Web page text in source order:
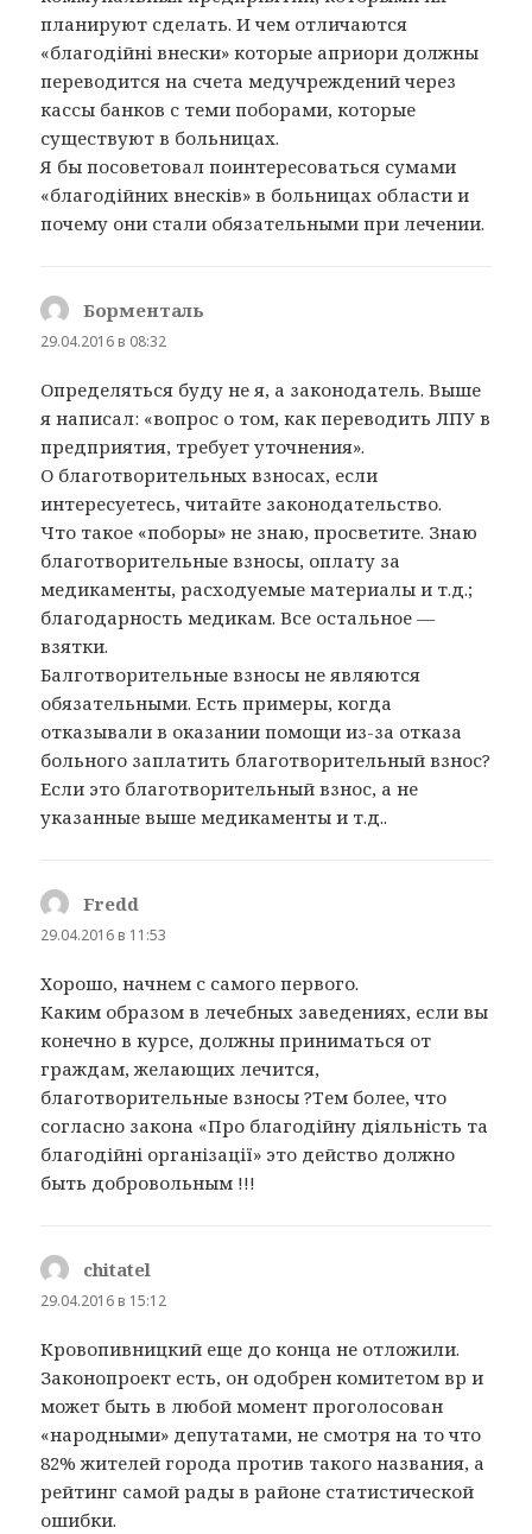
планируют сделать. И чем отличаются
«благодійні внески» которые априори должны
переводится на счета медучреждений через
кассы банков с теми поборами, которые
существуют в больницах.
Я бы посоветовал поинтересоваться сумами
«благодійних внесків» в больницах области и
почему они стали обязательными при лечении.
Борменталь
29.04.2016 в 08:32
Определяться буду не я, а законодатель. Выше
я написал: «вопрос о том, как переводить ЛПУ в
предприятия, требует уточнения».
О благотворительных взносах, если
интересуетесь, читайте законодательство.
Что такое «поборы» не знаю, просветите. Знаю
благотворительные взносы, оплату за
медикаменты, расходуемые материалы и т.д.;
благодарность медикам. Все остальное —
взятки.
Балготворительные взносы не являются
обязательными. Есть примеры, когда
отказывали в оказании помощи из-за отказа
больного заплатить благотворительный взнос?
Если это благотворительный взнос, а не
указанные выше медикаменты и т.д..
Fredd
29.04.2016 в 11:53
Хорошо, начнем с самого первого.
Каким образом в лечебных заведениях, если вы
конечно в курсе, должны приниматься от
граждам, желающих лечится,
благотворительные взносы ?Тем более, что
согласно закона «Про благодійну діяльність та
благодійні організації» это действо должно
быть добровольным !!!
chitatel
29.04.2016 в 15:12
Кровопивницкий еще до конца не отложили.
Законопроект есть, он одобрен комитетом вр и
может быть в любой момент проголосован
«народными» депутатами, не смотря на то что
82% жителей города против такого названия, а
рейтинг самой рады в районе статистической
ошибки.